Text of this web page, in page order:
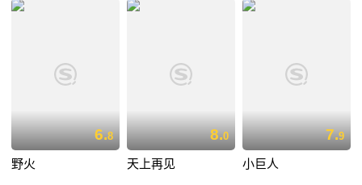
6.8
野火
8.0
天上再见
7.9
小巨人